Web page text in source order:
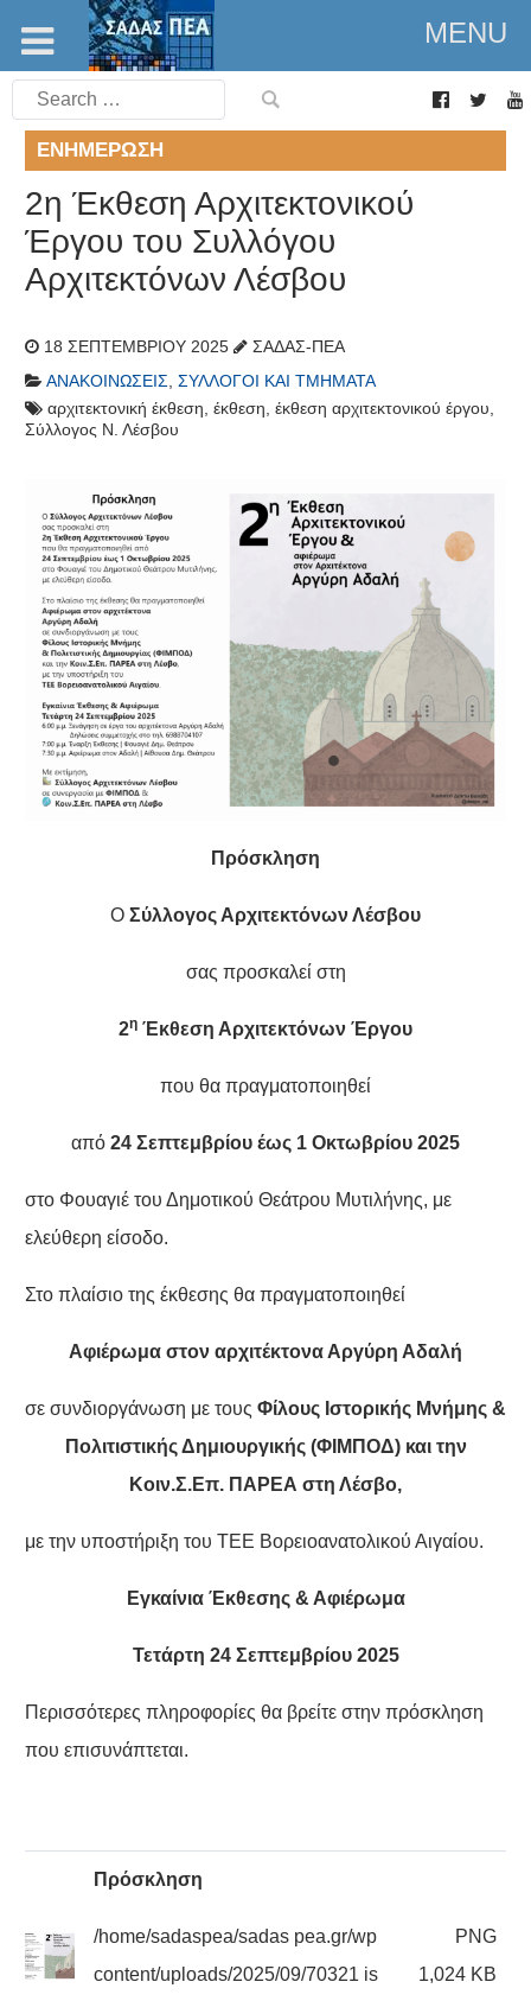
MENU
Search
for:
ΕΝΗΜΈΡΩΣΗ
2η Έκθεση Αρχιτεκτονικού
Έργου του Συλλόγου
Αρχιτεκτόνων Λέσβου
18 ΣΕΠΤΕΜΒΡΊΟΥ 2025
ΣΑΔΑΣ-ΠΕΑ
ΑΝΑΚΟΙΝΏΣΕΙΣ, ΣΎΛΛΟΓΟΙ ΚΑΙ ΤΜΉΜΑΤΑ
αρχιτεκτονική έκθεση, έκθεση, έκθεση αρχιτεκτονικού έργου,
Σύλλογος Ν. Λέσβου
Πρόσκληση
Ο Σύλλογος Αρχιτεκτόνων Λέσβου
σας προσκαλεί στη
2η Έκθεση Αρχιτεκτόνων Έργου
που θα πραγματοποιηθεί
από 24 Σεπτεμβρίου έως 1 Οκτωβρίου 2025
στο Φουαγιέ του Δημοτικού Θεάτρου Μυτιλήνης, με
ελεύθερη είσοδο.
Στο πλαίσιο της έκθεσης θα πραγματοποιηθεί
Αφιέρωμα στον αρχιτέκτονα Αργύρη Αδαλή
σε συνδιοργάνωση με τους Φίλους Ιστορικής Μνήμης &
Πολιτιστικής Δημιουργικής (ΦΙΜΠΟΔ) και την
Κοιν.Σ.Επ. ΠΑΡΕΑ στη Λέσβο,
με την υποστήριξη του ΤΕΕ Βορειοανατολικού Αιγαίου.
Εγκαίνια Έκθεσης & Αφιέρωμα
Τετάρτη 24 Σεπτεμβρίου 2025
Περισσότερες πληροφορίες θα βρείτε στην πρόσκληση
που επισυνάπτεται.
Πρόσκληση
/home/sadaspea/sadas pea.gr/wp
content/uploads/2025/09/70321 is
PNG
1,024 KB